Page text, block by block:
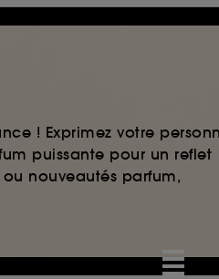
! Exprimez votre
puissante pour un reflet
ou nouveautés parfum,